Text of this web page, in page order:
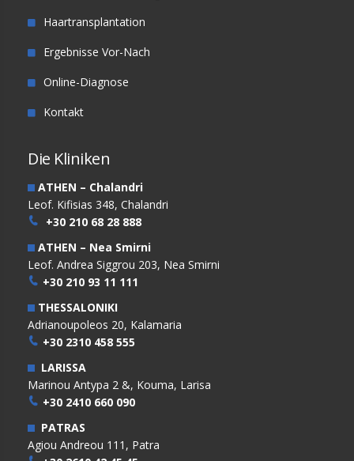
Haartransplantation
Ergebnisse Vor-Nach
Online-Diagnose
Kontakt
Die Kliniken
ATHEN – Chalandri
Leof. Kifisias 348, Chalandri
+30 210 68 28 888
ATHEN – Nea Smirni
Leof. Andrea Siggrou 203, Nea Smirni
+30 210 93 11 111
THESSALONIKI
Adrianoupoleos 20, Kalamaria
+30 2310 458 555
LARISSA
Marinou Antypa 2 &, Kouma, Larisa
+30 2410 660 090
PATRAS
Agiou Andreou 111, Patra